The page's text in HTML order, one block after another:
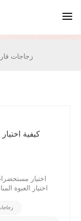
زجاجات
كيفية
اختيار
اختيار العبوة
تكون جذابة